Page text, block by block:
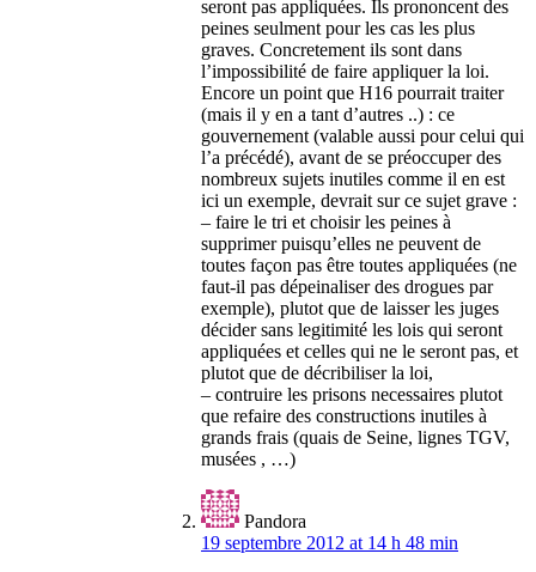
seront pas appliquées. Ils prononcent des
peines seulment pour les cas les plus
graves. Concretement ils sont dans
l’impossibilité de faire appliquer la loi.
Encore un point que H16 pourrait traiter
(mais il y en a tant d’autres ..) : ce
gouvernement (valable aussi pour celui qui
l’a précédé), avant de se préoccuper des
nombreux sujets inutiles comme il en est
ici un exemple, devrait sur ce sujet grave :
– faire le tri et choisir les peines à
supprimer puisqu’elles ne peuvent de
toutes façon pas être toutes appliquées (ne
faut-il pas dépeinaliser des drogues par
exemple), plutot que de laisser les juges
décider sans legitimité les lois qui seront
appliquées et celles qui ne le seront pas, et
plutot que de décribiliser la loi,
– contruire les prisons necessaires plutot
que refaire des constructions inutiles à
grands frais (quais de Seine, lignes TGV,
musées , …)
Pandora
19 septembre 2012 at 14 h 48 min